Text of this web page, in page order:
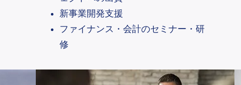
​新事業開発支援
ファイナンス・会計のセミナー・研
修